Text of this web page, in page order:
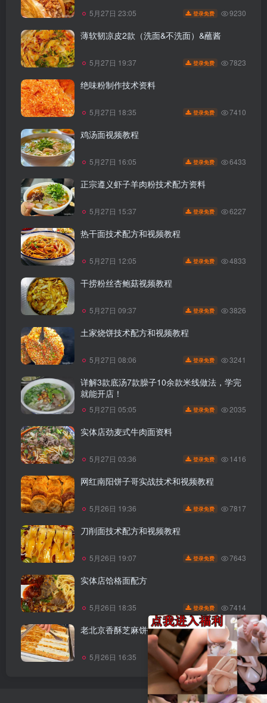
5月27日 23:05 登录免费 9230
薄软韧凉皮2款（洗面&不洗面）&蘸酱
5月27日 19:37 登录免费 7823
绝味粉制作技术资料
5月27日 18:35 登录免费 7410
鸡汤面视频教程
5月27日 16:05 登录免费 6433
正宗遵义虾子羊肉粉技术配方资料
5月27日 15:37 登录免费 6227
热干面技术配方和视频教程
5月27日 12:05 登录免费 4833
干捞粉丝杏鲍菇视频教程
5月27日 09:37 登录免费 3826
土家烧饼技术配方和视频教程
5月27日 08:06 登录免费 3241
详解3款底汤7款臊子10余款米线做法，学完
就能开店！
5月27日 05:05 登录免费 2035
实体店劲麦式牛肉面资料
5月27日 03:36 登录免费 1416
网红南阳饼子哥实战技术和视频教程
5月26日 19:36 登录免费 7817
刀削面技术配方和视频教程
5月26日 19:07 登录免费 7643
实体店饸格面配方
5月26日 18:35 登录免费 7414
老北京香酥芝麻饼技术配方和视频教程
5月26日 16:35 登录免费 6613